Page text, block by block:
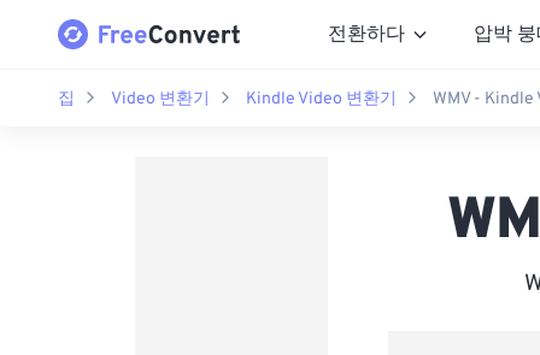
전환하다 압박
집 Video 변환기 Kindle Video 변환기 WMV - Kindle